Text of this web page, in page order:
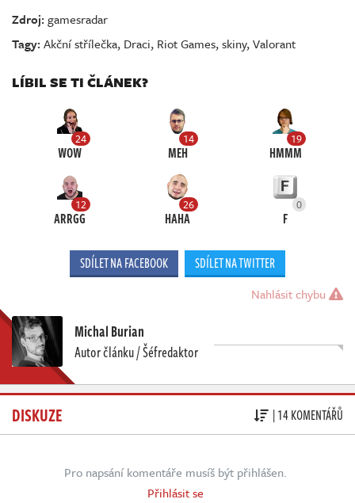
Zdroj:gamesradar
Tagy:Akční střílečka, Draci, Riot Games,skiny,Valorant
LÍBIL SE TI ČLÁNEK?
24
WOW
14
MEH
19
HMMM
12
ARRGG
26
HAHA
0
F
SDÍLET NA FACEBOOK SDÍLET NA TWITTER
Nahlásit chybu
Michal Burian
Autor článku / Šéfredaktor
DISKUZE | 14 KOMENTÁŘŮ
Pro napsání komentáře musíš být přihlášen.
Přihlásit se